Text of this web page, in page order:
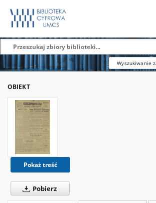
Wyszukiwanie
OBIEKT
Pokaż treść
Pobierz